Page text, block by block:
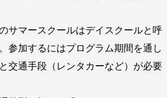
サマースクールはデイスクールと呼
参加するにはプログラム期間を通し
交通手段（レンタカーなど）が必要